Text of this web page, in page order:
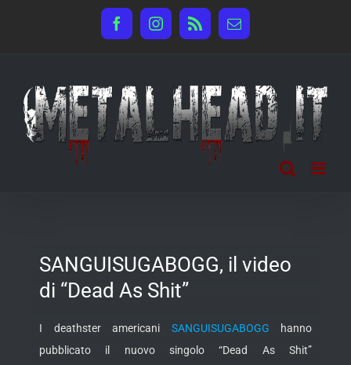
FacebookInstagram
Rss Email
SANGUISUGABOGG, il video
di “Dead As Shit”
I deathster americani SANGUISUGABOGG hanno
pubblicato il nuovo singolo “Dead As Shit”